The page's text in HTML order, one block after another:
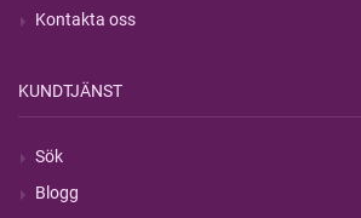
Kontakta oss
KUNDTJÄNST
Sök
Blogg